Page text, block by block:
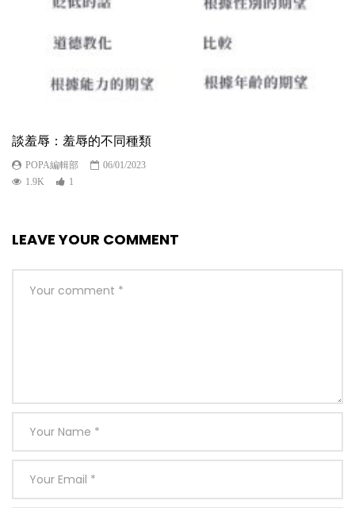
談羞辱：羞辱的不同種類
POPA編輯部
06/01/2023
1.9K
1
LEAVE YOUR COMMENT